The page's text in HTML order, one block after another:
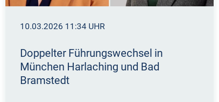
10.03.2026 11:34 UHR
Doppelter Führungswechsel in
München Harlaching und Bad
Bramstedt